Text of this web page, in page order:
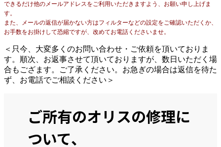
できるだけ他のメールアドレスをご利用いただきますよう、お願い申し上げま
す。
また、メールの返信が届かない方はフィルターなどの設定をご確認いただくか、
お手数をお掛けして恐縮ですが、改めてお電話くださいませ。
＜只今、大変多くのお問い合わせ・ご依頼を頂いておりま
す。順次、お返事させて頂いておりますが、数日いただく場
合もござます。ご了承ください。お急ぎの場合は返信を待た
ず、お電話でご相談ください＞